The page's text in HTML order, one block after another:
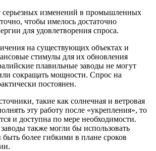
серьезных изменений в промышленных
чтобы имелось достаточно
для удовлетворения спроса.
на существующих объектах и
стимулы для их обновления
плавильные заводы не могут
сокращать мощности. Спрос на
постоянен.
такие как солнечная и ветровая
эту работу после «укрепления», то
и доступна по мере необходимости.
также могли бы использовать
более гибкими в плане сроков